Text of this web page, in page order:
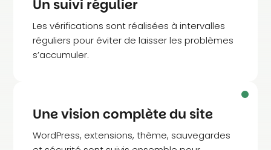
Un suivi régulier
Les vérifications sont réalisées à intervalles
réguliers pour éviter de laisser les problèmes
s’accumuler.
Une vision complète du site
WordPress, extensions, thème, sauvegardes